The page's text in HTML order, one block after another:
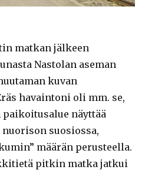
matkan jälkeen
Nastolan aseman
kuvan
havaintoni oli mm. se,
näyttää
suosiossa,
määrän perusteella.
pitkin matka jatkui